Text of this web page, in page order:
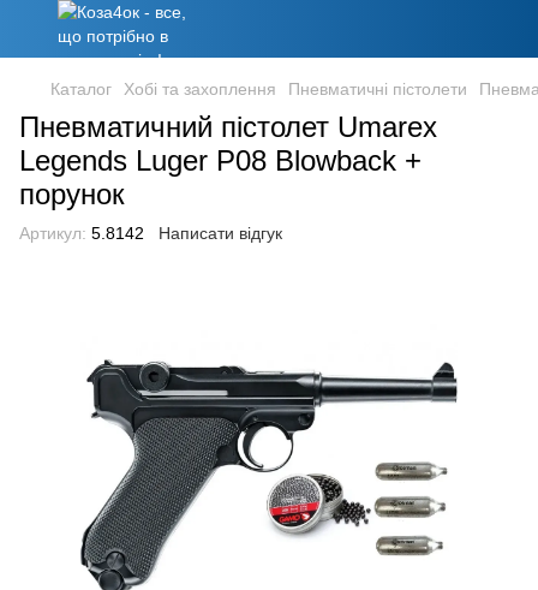
Каталог Хобі та захоплення Пневматичні пістолети
Пневматичний пістолет Umarex
Legends Luger P08 Blowback +
порунок
Артикул: 5.8142 Написати відгук